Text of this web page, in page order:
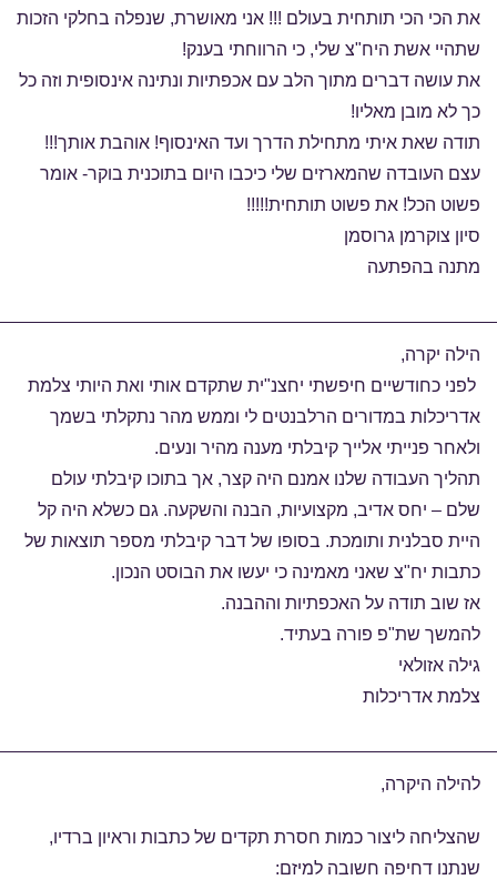
את הכי הכי תותחית בעולם !!! אני מאושרת, שנפלה בחלקי הזכות
שתהיי אשת היח"צ שלי, כי הרווחתי בענק!
את עושה דברים מתוך הלב עם אכפתיות ונתינה אינסופית וזה כל
כך לא מובן מאליו!
תודה שאת איתי מתחילת הדרך ועד האינסוף! אוהבת אותך!!!
עצם העובדה שהמארזים שלי כיכבו היום בתוכנית בוקר- אומר
פשוט הכל! את פשוט תותחית!!!!!
סיון צוקרמן גרוסמן
מתנה בהפתעה
הילה יקרה,
לפני כחודשיים חיפשתי יחצנ"ית שתקדם אותי ואת היותי צלמת
אדריכלות במדורים הרלבנטים לי וממש מהר נתקלתי בשמך
ולאחר פנייתי אלייך קיבלתי מענה מהיר ונעים.
תהליך העבודה שלנו אמנם היה קצר, אך בתוכו קיבלתי עולם
שלם – יחס אדיב, מקצועיות, הבנה והשקעה. גם כשלא היה קל
היית סבלנית ותומכת. בסופו של דבר קיבלתי מספר תוצאות של
כתבות יח"צ שאני מאמינה כי יעשו את הבוסט הנכון.
אז שוב תודה על האכפתיות וההבנה.
להמשך שת"פ פורה בעתיד.
גילה אזולאי
צלמת אדריכלות
להילה היקרה,
שהצליחה ליצור כמות חסרת תקדים של כתבות וראיון ברדיו,
שנתנו דחיפה חשובה למיזם: